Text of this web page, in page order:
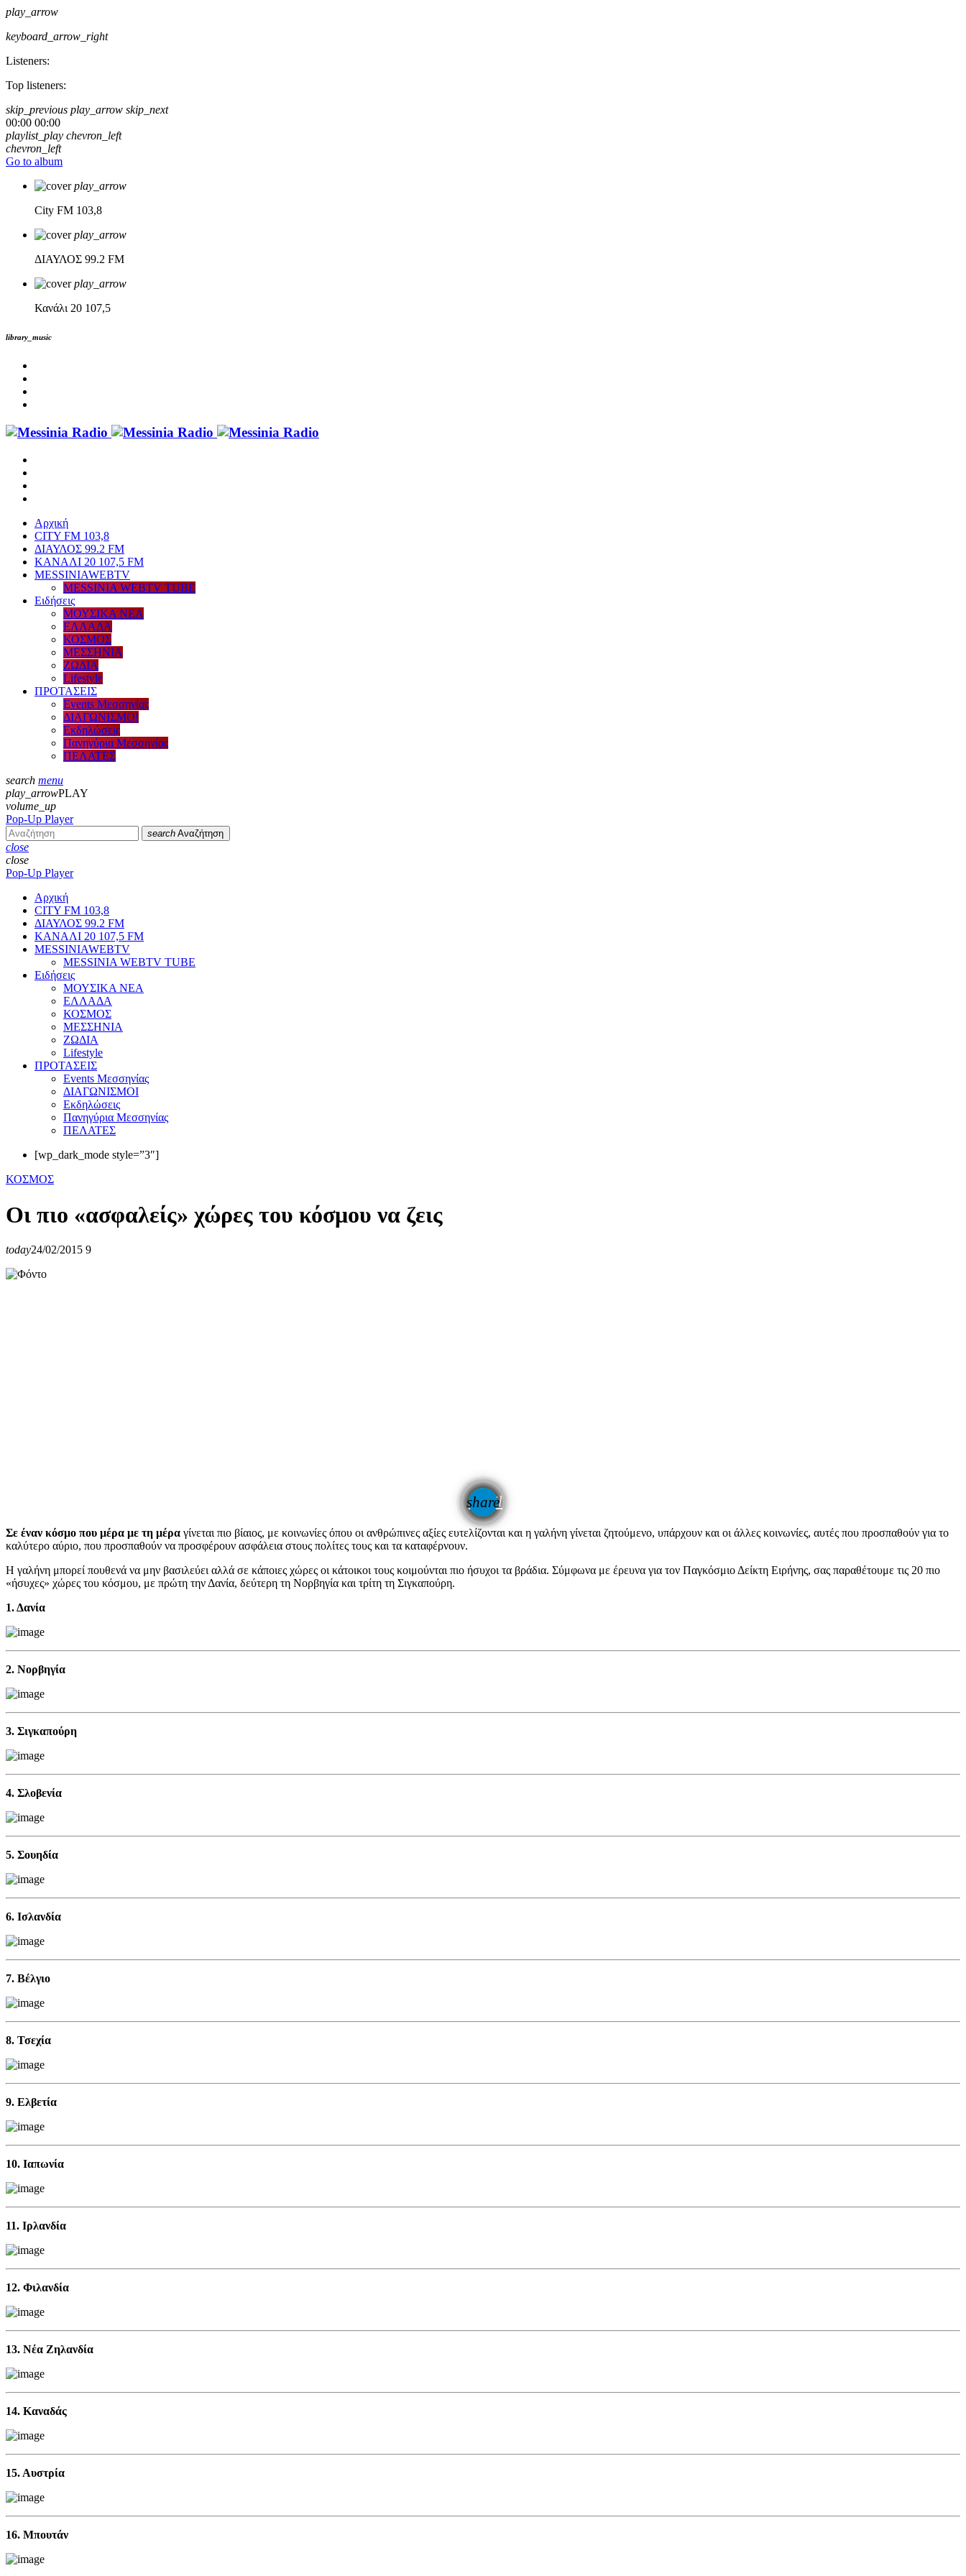
play_arrow
keyboard_arrow_right
Listeners:
Top listeners:
skip_previous play_arrow skip_next
00:00 00:00
playlist_play chevron_left
chevron_left
Go to album
play_arrow
City FM 103,8
play_arrow
ΔΙΑΥΛΟΣ 99.2 FM
play_arrow
Κανάλι 20 107,5
library_music
Αρχική
CITY FM 103,8
ΔΙΑΥΛΟΣ 99.2 FM
ΚΑΝΑΛΙ 20 107,5 FM
MESSINIAWEBTV
MESSINIA WEBTV TUBE
Eιδήσεις
ΜΟΥΣΙΚΑ ΝΕΑ
ΕΛΛΑΔΑ
ΚΟΣΜΟΣ
ΜΕΣΣΗΝΙΑ
ΖΩΔΙΑ
Lifestyle
ΠΡΟΤΑΣΕΙΣ
Events Μεσσηνίας
ΔΙΑΓΩΝΙΣΜΟΙ
Εκδηλώσεις
Πανηγύρια Μεσσηνίας
ΠΕΛΑΤΕΣ
search menu
play_arrowPLAY
volume_up
Pop-Up Player
search Αναζήτηση
close
close
Pop-Up Player
Αρχική
CITY FM 103,8
ΔΙΑΥΛΟΣ 99.2 FM
ΚΑΝΑΛΙ 20 107,5 FM
MESSINIAWEBTV
MESSINIA WEBTV TUBE
Eιδήσεις
ΜΟΥΣΙΚΑ ΝΕΑ
ΕΛΛΑΔΑ
ΚΟΣΜΟΣ
ΜΕΣΣΗΝΙΑ
ΖΩΔΙΑ
Lifestyle
ΠΡΟΤΑΣΕΙΣ
Events Μεσσηνίας
ΔΙΑΓΩΝΙΣΜΟΙ
Εκδηλώσεις
Πανηγύρια Μεσσηνίας
ΠΕΛΑΤΕΣ
[wp_dark_mode style=”3″]
ΚΟΣΜΟΣ
Οι πιο «ασφαλείς» χώρες του κόσμου να ζεις
today24/02/2015 9
share
email
Σε έναν κόσμο που μέρα με τη μέρα γίνεται πιο βίαιος, με κοινωνίες όπου οι ανθρώπινες αξίες ευτελίζονται και η γαλήνη γίνεται ζητούμενο, υπάρχουν και οι άλλες κοινωνίες, αυτές που προσπαθούν για το
καλύτερο αύριο, που προσπαθούν να προσφέρουν ασφάλεια στους πολίτες τους και τα καταφέρνουν.
Η γαλήνη μπορεί πουθενά να μην βασιλεύει αλλά σε κάποιες χώρες οι κάτοικοι τους κοιμούνται πιο ήσυχοι τα βράδια. Σύμφωνα με έρευνα για τον Παγκόσμιο Δείκτη Ειρήνης, σας παραθέτουμε τις 20 πιο
«ήσυχες» χώρες του κόσμου, με πρώτη την Δανία, δεύτερη τη Νορβηγία και τρίτη τη Σιγκαπούρη.
1. Δανία
2. Νορβηγία
3. Σιγκαπούρη
4. Σλοβενία
5. Σουηδία
6. Ισλανδία
7. Βέλγιο
8. Τσεχία
9. Ελβετία
10. Ιαπωνία
11. Ιρλανδία
12. Φιλανδία
13. Νέα Ζηλανδία
14. Καναδάς
15. Αυστρία
16. Μπουτάν